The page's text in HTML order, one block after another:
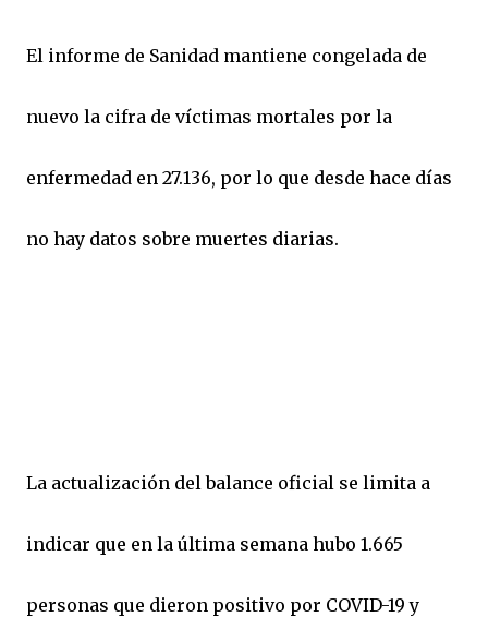
El informe de Sanidad mantiene congelada de
nuevo la cifra de víctimas mortales por la
enfermedad en 27.136, por lo que desde hace días
no hay datos sobre muertes diarias.
La actualización del balance oficial se limita a
indicar que en la última semana hubo 1.665
personas que dieron positivo por COVID-19 y